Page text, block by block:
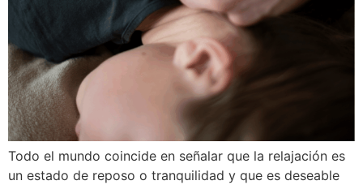
Todo el mundo coincide en señalar que la relajación es
un estado de reposo o tranquilidad y que es deseable